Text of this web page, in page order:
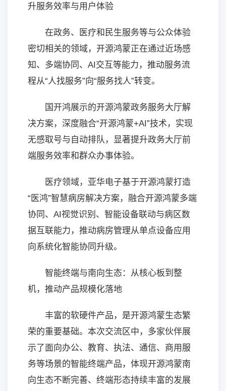
升服务效率与用户体验
在政务、医疗和民生服务等与公众体验
密切相关的领域，开源鸿蒙正在通过近场感
知、多端协同、AI交互等能力，推动服务流
程从“人找服务”向“服务找人”转变。
国开鸿展示的开源鸿蒙政务服务大厅解
决方案，深度融合“开源鸿蒙+AI”技术，实现
无感取号与自动排队，显著提升政务大厅前
端服务效率和群众办事体验。
医疗领域，亚华电子基于开源鸿蒙打造
“医鸿”智慧病房解决方案，融合开源鸿蒙多端
协同、AI视觉识别、智能设备联动与病区数
据互联能力，推动病房管理从单点设备应用
向系统化智能协同升级。
智能终端与南向生态：从核心板到整
机，推动产品规模化落地
丰富的软硬件产品，是开源鸿蒙生态繁
荣的重要基础。本次交流区中，多家伙伴展
示了面向办公、教育、执法、通信、商用服
务等场景的智能终端产品，体现开源鸿蒙南
向生态不断完善、终端形态持续丰富的发展